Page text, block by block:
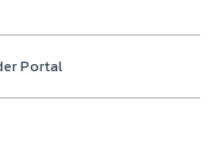
Portal